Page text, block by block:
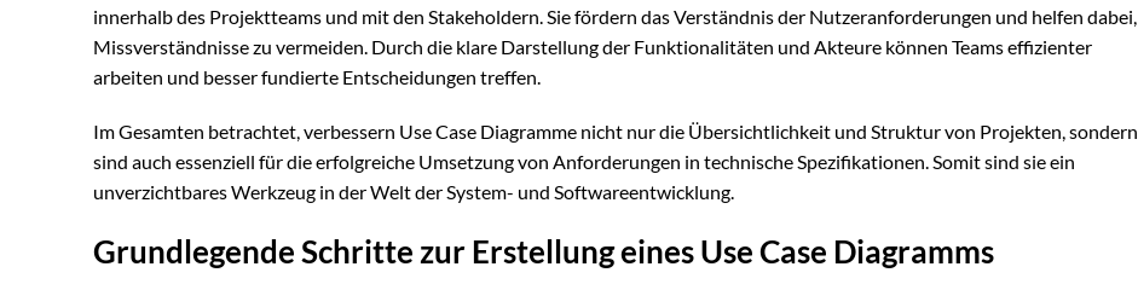
innerhalb des Projektteams und mit den Stakeholdern. Sie fördern das Verständnis der Nutzeranforderungen und helfen dabei,
Missverständnisse zu vermeiden. Durch die klare Darstellung der Funktionalitäten und Akteure können Teams effizienter
arbeiten und besser fundierte Entscheidungen treffen.
Im Gesamten betrachtet, verbessern Use Case Diagramme nicht nur die Übersichtlichkeit und Struktur von Projekten, sondern
sind auch essenziell für die erfolgreiche Umsetzung von Anforderungen in technische Spezifikationen. Somit sind sie ein
unverzichtbares Werkzeug in der Welt der System- und Softwareentwicklung.
Grundlegende Schritte zur Erstellung eines Use Case Diagramms